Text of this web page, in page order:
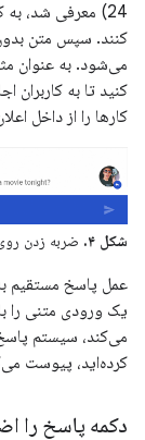
24) معرفی شد، به
کنند. سپس متن بدون
می‌شود. به عنوان
کنید تا به کاربران
کارها را از داخل
شکل ۴. ضربه زدن
عمل پاسخ مستقیم
یک ورودی متنی را
می‌کند، سیستم
کرده‌اید، پیوست
دکمه پاسخ را